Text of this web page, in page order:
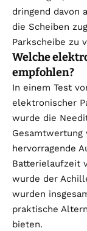
dringend davon
die Scheiben
Parkscheibe zu
Welche
empfohlen?
In einem Test
elektronischer
wurde die
Gesamtwertung
hervorragende
Batterielaufzeit
wurde der
wurden
praktische
bieten.